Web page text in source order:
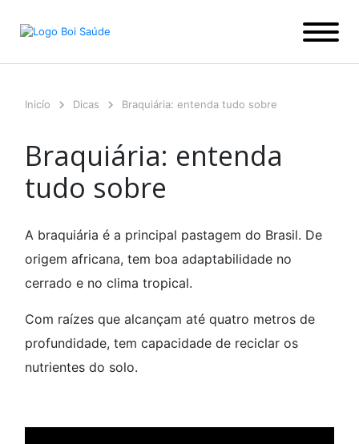
para
Inicío Dicas Braquiária: entenda tudo sobre
Braquiária: entenda
tudo sobre
A braquiária é a principal pastagem do Brasil. De
origem africana, tem boa adaptabilidade no
cerrado e no clima tropical.
Com raízes que alcançam até quatro metros de
profundidade, tem capacidade de reciclar os
nutrientes do solo.